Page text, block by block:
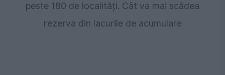
peste 180 de localități. Cât va mai scădea
rezerva din lacurile de acumulare